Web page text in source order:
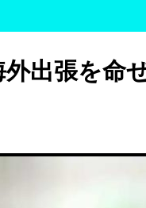
出張を命